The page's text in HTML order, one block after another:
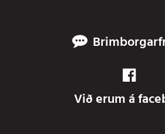
Við erum á